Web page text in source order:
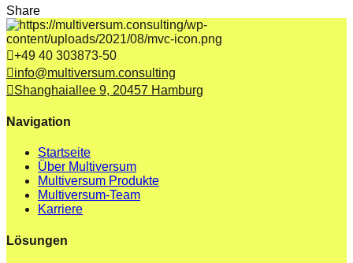
Share
+49 40 303873-50
info@multiversum.consulting
Shanghaiallee 9, 20457 Hamburg
Navigation
Startseite
Über Multiversum
Multiversum Produkte
Multiversum-Team
Karriere
Lösungen